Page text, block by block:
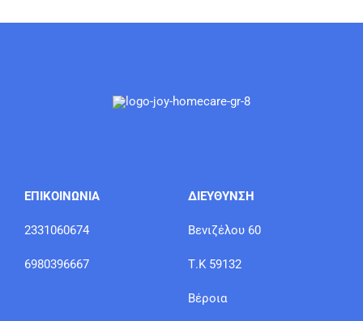
ΕΠΙΚΟΙΝΩΝΙΑ
2331060674
6980396667
ΔΙΕΥΘΥΝΣΗ
Βενιζέλου 60
Τ.Κ 59132
Βέροια